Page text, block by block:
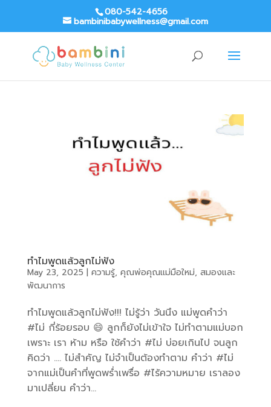
080-542-4656
bambinibabywellness@gmail.com
ทำไมพูดแล้วลูกไม่ฟัง
May 23, 2025 | ความรู้, คุณพ่อคุณแม่มือใหม่, สมองและ
พัฒนาการ
ทำไมพูดแล้วลูกไม่ฟัง!!! ไม่รู้ว่า วันนึง แม่พูดคำว่า
#ไม่ กี่ร้อยรอบ 😄 ลูกก็ยังไม่เข้าใจ ไม่ทำตามแม่บอก
เพราะ เรา ห้าม หรือ ใช้คำว่า #ไม่ บ่อยเกินไป จนลูก
คิดว่า …. ไม่สำคัญ ไม่จำเป็นต้องทำตาม คำว่า #ไม่
จากแม่เป็นคำที่พูดพร่ำเพรื่อ #ไร้ความหมาย เราลอง
มาเปลี่ยน คำว่า...